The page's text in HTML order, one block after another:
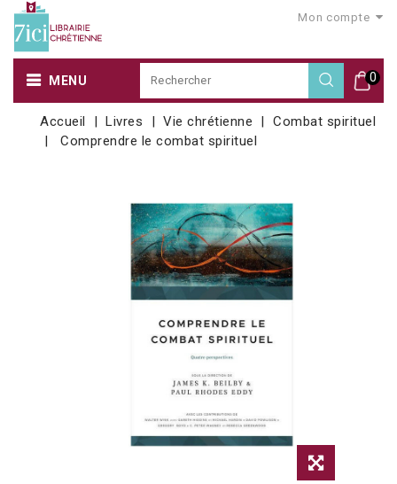
Mon compte
0
MENU
Accueil Livres Vie chrétienne
Combat spirituel
Comprendre le combat spirituel